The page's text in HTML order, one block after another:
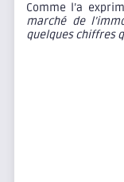
Comme l’a
marché de
quelques chiffres